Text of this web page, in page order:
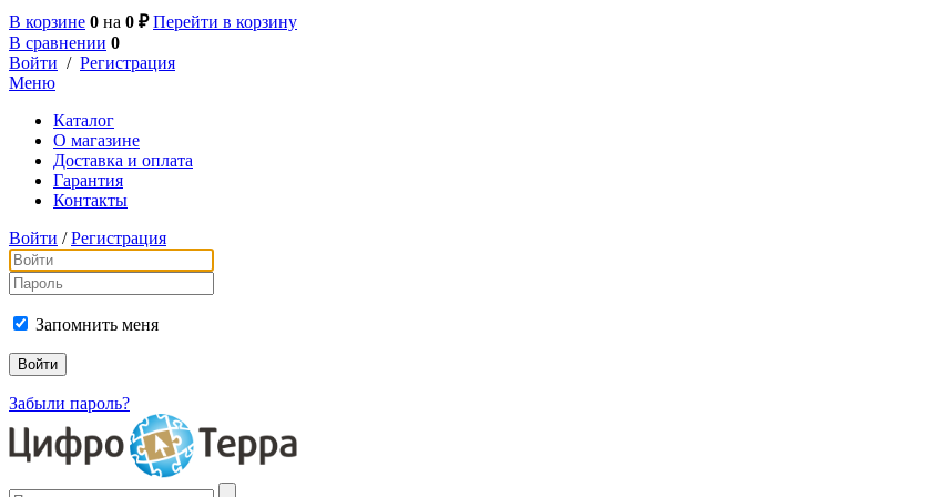
В корзине 0 на 0 ₽ Перейти в корзину
В сравнении 0
Войти / Регистрация
Меню
Каталог
О магазине
Доставка и оплата
Гарантия
Контакты
Войти / Регистрация
Запомнить меня
Забыли пароль?